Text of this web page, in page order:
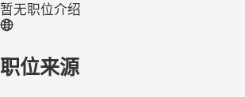
暂无职位介绍
职位来源